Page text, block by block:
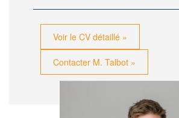
Voir le CV détaillé »
Contacter M. Talbot »